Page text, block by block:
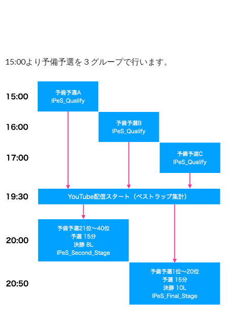
15:00より予備予選を３グループで行います。